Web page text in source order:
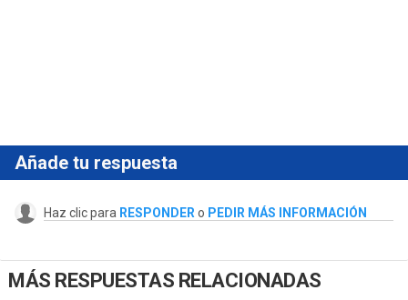
Añade tu respuesta
Haz clic para RESPONDER o PEDIR MÁS INFORMACIÓN
MÁS RESPUESTAS RELACIONADAS